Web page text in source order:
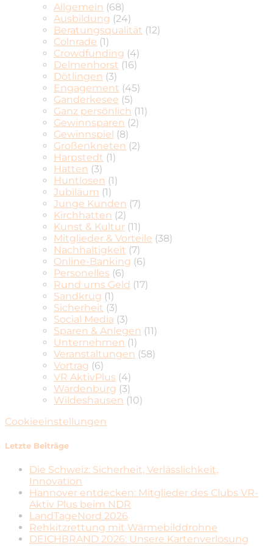
Allgemein (68)
Ausbildung (24)
Beratungsqualität (12)
Colnrade (1)
Crowdfunding (4)
Delmenhorst (16)
Dötlingen (3)
Engagement (45)
Ganderkesee (5)
Ganz persönlich (11)
Gewinnsparen (2)
Gewinnspiel (8)
Großenkneten (2)
Harpstedt (1)
Hatten (3)
Huntlosen (1)
Jubiläum (1)
Junge Kunden (7)
Kirchhatten (2)
Kunst & Kultur (11)
Mitglieder & Vorteile (38)
Nachhaltigkeit (7)
Online-Banking (6)
Personelles (6)
Rund ums Geld (17)
Sandkrug (1)
Sicherheit (3)
Social Media (3)
Sparen & Anlegen (11)
Unternehmen (1)
Veranstaltungen (58)
Vortrag (6)
VR AktivPlus (4)
Wardenburg (3)
Wildeshausen (10)
Cookieeinstellungen
Letzte Beiträge
Die Schweiz: Sicherheit, Verlässlichkeit,
Innovation
Hannover entdecken: Mitglieder des Clubs VR-
Aktiv Plus beim NDR
LandTageNord 2026
Rehkitzrettung mit Wärmebilddrohne
DEICHBRAND 2026: Unsere Kartenverlosung